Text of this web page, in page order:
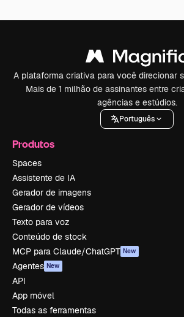
A plataforma criativa para você direcionar
Mais de 1 milhão de assinantes entre
agências e estúdios.
Português
Produtos
Spaces
Assistente de IA
Gerador de imagens
Gerador de vídeos
Texto para voz
Conteúdo de stock
MCP para Claude/ChatGPT New
Agentes New
API
App móvel
Todas as ferramentas